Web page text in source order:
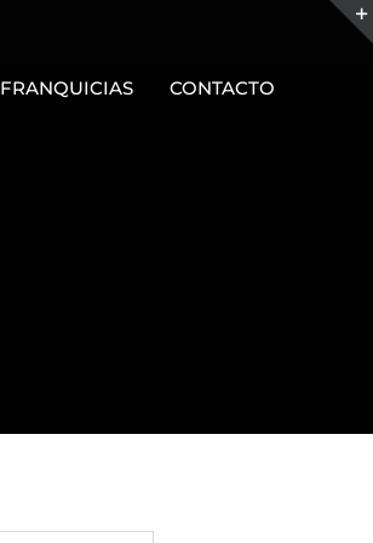
FRANQUICIAS CONTACTO